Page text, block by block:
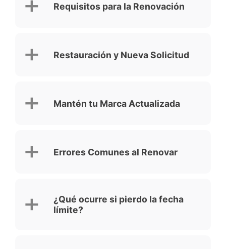
Requisitos para la Renovación
Restauración y Nueva Solicitud
Mantén tu Marca Actualizada
Errores Comunes al Renovar
¿Qué ocurre si pierdo la fecha
límite?